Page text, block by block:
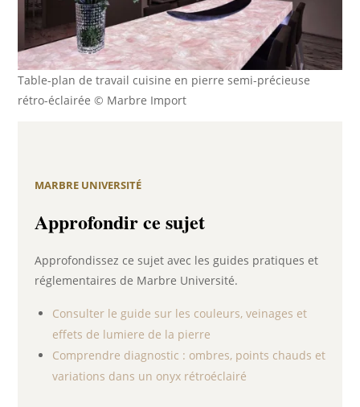
Table-plan de travail cuisine en pierre semi-précieuse
rétro-éclairée © Marbre Import
MARBRE UNIVERSITÉ
Approfondir ce sujet
Approfondissez ce sujet avec les guides pratiques et
réglementaires de Marbre Université.
Consulter le guide sur les couleurs, veinages et
effets de lumiere de la pierre
Comprendre diagnostic : ombres, points chauds et
variations dans un onyx rétroéclairé